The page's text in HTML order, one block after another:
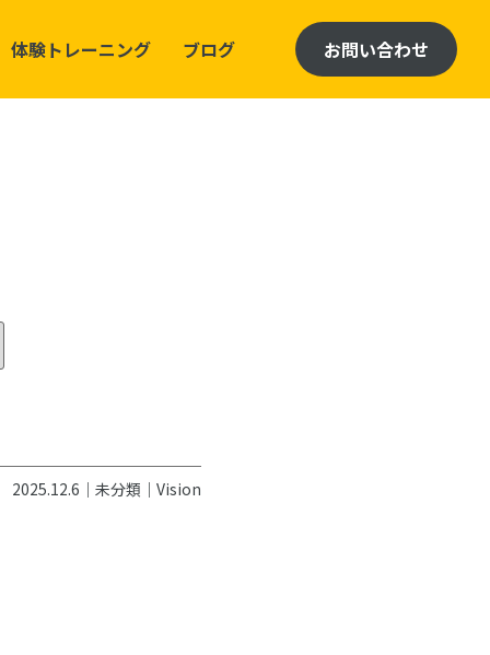
体験トレーニング ブログ お問い合わせ
2025.12.6｜ 未分類 ｜ Vision